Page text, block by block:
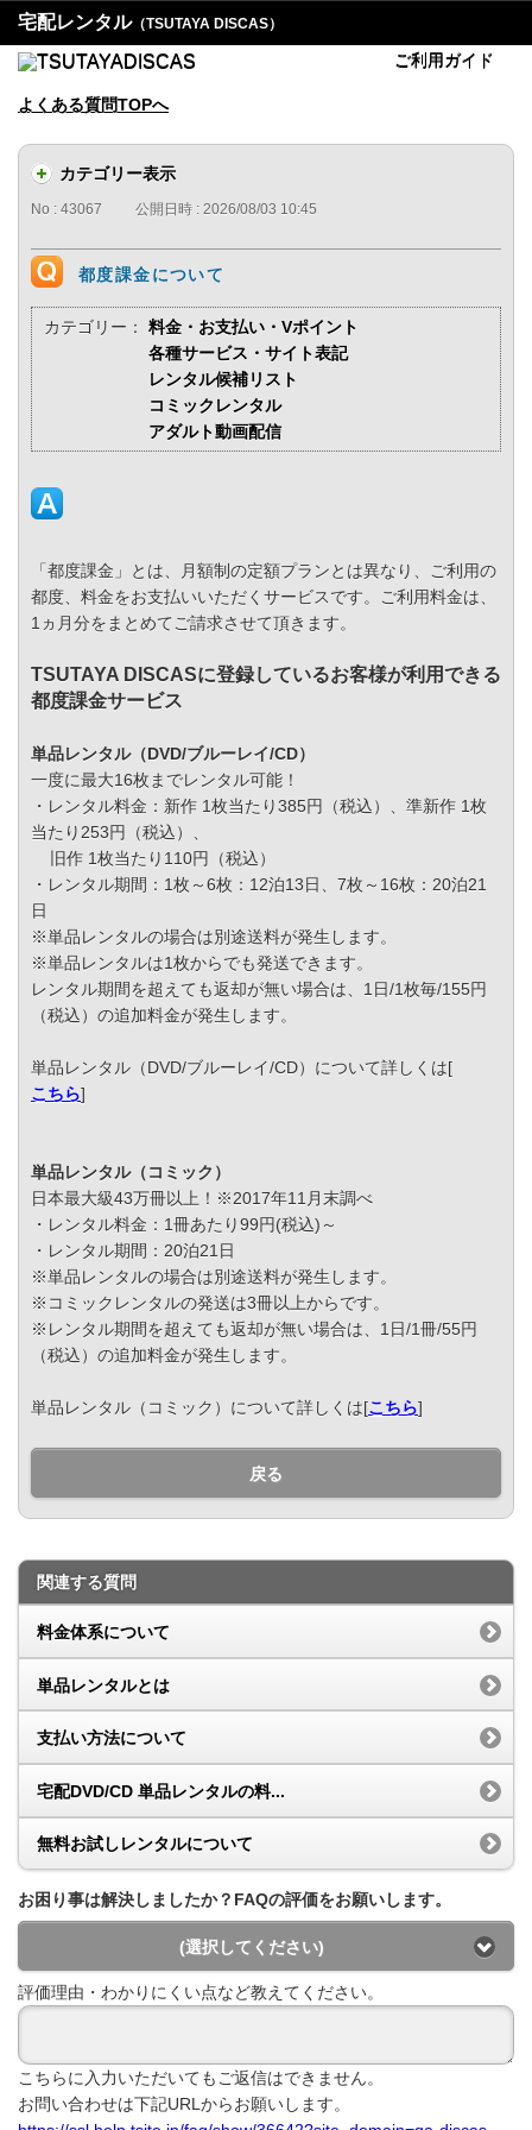
宅配レンタル（TSUTAYA DISCAS）
ご利用ガイド
よくある質問TOPへ
カテゴリー表示
No : 43067 公開日時 : 2026/08/03 10:45
都度課金について
カテゴリー：
料金・お支払い・Vポイント
各種サービス・サイト表記
レンタル候補リスト
コミックレンタル
アダルト動画配信
「都度課金」とは、月額制の定額プランとは異なり、ご利用の
都度、料金をお支払いいただくサービスです。ご利用料金は、
1ヵ月分をまとめてご請求させて頂きます。
TSUTAYA DISCASに登録しているお客様が利用できる
都度課金サービス
単品レンタル（DVD/ブルーレイ/CD）
一度に最大16枚までレンタル可能！
・レンタル料金：新作 1枚当たり385円（税込）、準新作 1枚
当たり253円（税込）、
旧作 1枚当たり110円（税込）
・レンタル期間：1枚～6枚：12泊13日、7枚～16枚：20泊21
日
※単品レンタルの場合は別途送料が発生します。
※単品レンタルは1枚からでも発送できます。
レンタル期間を超えても返却が無い場合は、1日/1枚毎/155円
（税込）の追加料金が発生します。
単品レンタル（DVD/ブルーレイ/CD）について詳しくは[
こちら]
単品レンタル（コミック）
日本最大級43万冊以上！※2017年11月末調べ
・レンタル料金：1冊あたり99円(税込)～
・レンタル期間：20泊21日
※単品レンタルの場合は別途送料が発生します。
※コミックレンタルの発送は3冊以上からです。
※レンタル期間を超えても返却が無い場合は、1日/1冊/55円
（税込）の追加料金が発生します。
単品レンタル（コミック）について詳しくは[こちら]
戻る
関連する質問
料金体系について
単品レンタルとは
支払い方法について
宅配DVD/CD 単品レンタルの料...
無料お試しレンタルについて
お困り事は解決しましたか？FAQの評価をお願いします。
(選択してください)
評価理由・わかりにくい点など教えてください。
こちらに入力いただいてもご返信はできません。
お問い合わせは下記URLからお願いします。